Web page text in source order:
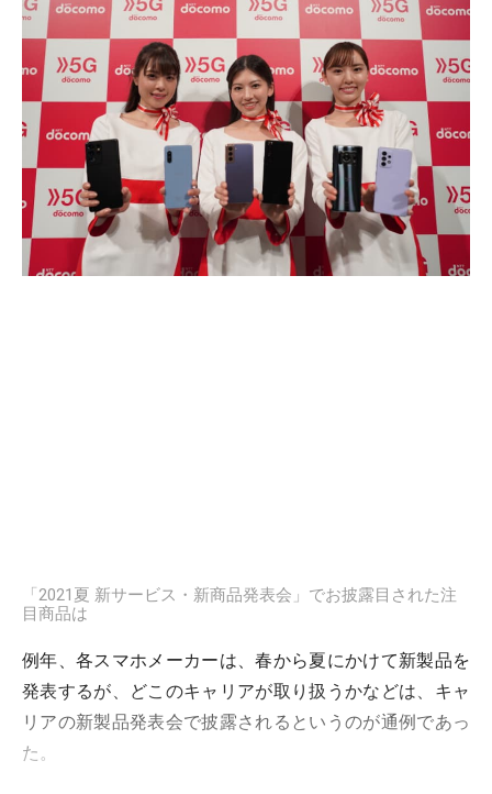
「2021夏 新サービス・新商品発表会」でお披露目された注
目商品は
例年、各スマホメーカーは、春から夏にかけて新製品を
発表するが、どこのキャリアが取り扱うかなどは、キャ
リアの新製品発表会で披露されるというのが通例であっ
た。